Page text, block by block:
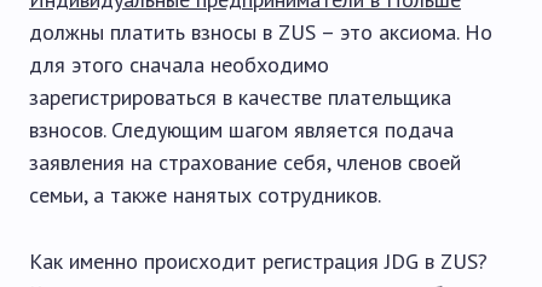
должны платить взносы в ZUS – это аксиома. Но
для этого сначала необходимо
зарегистрироваться в качестве плательщика
взносов. Следующим шагом является подача
заявления на страхование себя, членов своей
семьи, а также нанятых сотрудников.
Как именно происходит регистрация JDG в ZUS?